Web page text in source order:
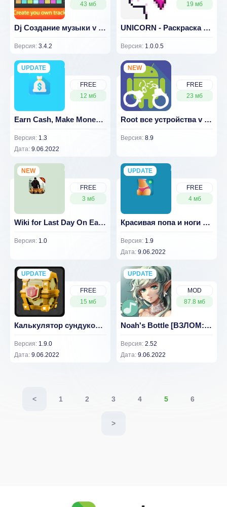
43 мб
Dj Создание музыки v 3.4.2
Версия: 3.4.2
19 мб
UNICORN - Раскраска по номерам v 1.0.0.5
Версия: 1.0.0.5
FREE
12 мб
UPDATE
NEW
Earn Cash, Make Money Online & Get Rich v 1.3
Версия: 1.3
Дата: 9.06.2022
FREE
23 мб
NEW
Root все устройства v 8.9
Версия: 8.9
FREE
3 мб
NEW
Wiki for Last Day On Earth: Survival Game Pro v 1.0
Версия: 1.0
FREE
4 мб
UPDATE
NEW
Красивая попа и ноги v 1.9
Версия: 1.9
Дата: 9.06.2022
FREE
15 мб
UPDATE
NEW
Калькулятор сундуков Клэш Роял v 1.9.0
Версия: 1.9.0
Дата: 9.06.2022
MOD
87.8 мб
UPDATE
NEW
Noah's Bottle [ВЗЛОМ: бесконечная валюта] v 2.52
Версия: 2.52
Дата: 9.06.2022
< 1 2 3 4 5 6
>